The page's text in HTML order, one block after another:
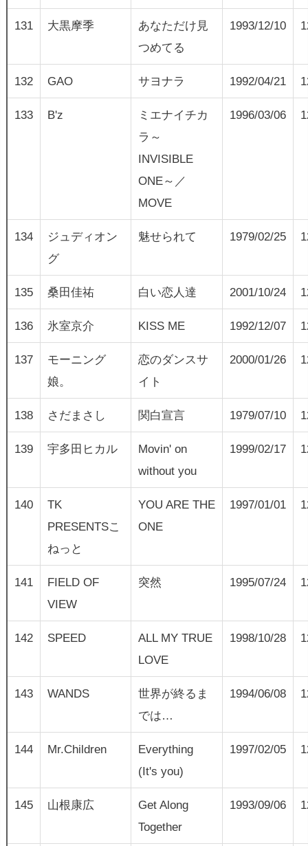
131 大黒摩季
あなただけ見
つめてる
1993/12/10
132 GAO サヨナラ 1992/04/21
133 B'z
ミエナイチカ
ラ～
INVISIBLE
ONE～／
MOVE
1996/03/06
134
ジュディオン
グ
魅せられて 1979/02/25
135 桑田佳祐 白い恋人達 2001/10/24
136 氷室京介 KISS ME 1992/12/07
137
モーニング
娘。
恋のダンスサ
イト
2000/01/26
138 さだまさし 関白宣言 1979/07/10
139 宇多田ヒカル
Movin' on
without you
1999/02/17
140
TK
PRESENTSこ
ねっと
YOU ARE THE
ONE
1997/01/01
141
FIELD OF
VIEW
突然 1995/07/24
142 SPEED
ALL MY TRUE
LOVE
1998/10/28
143 WANDS
世界が終るま
では…
1994/06/08
144 Mr.Children
Everything
(It's you)
1997/02/05
145 山根康広
Get Along
Together
1993/09/06